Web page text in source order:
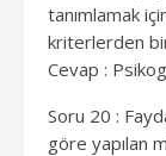
tanımlamak
kriterlerden
Cevap :
Soru 20 :
göre yapılan